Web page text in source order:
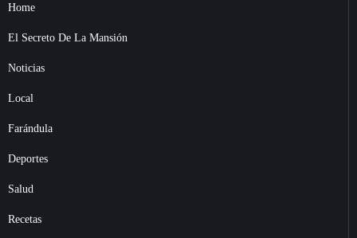
Home
El Secreto De La Mansión
Noticias
Local
Farándula
Deportes
Salud
Recetas